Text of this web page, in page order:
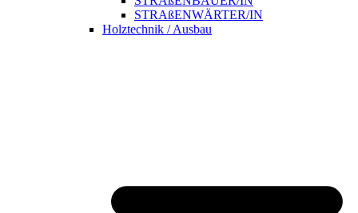
STRAßENWÄRTER/IN
Holztechnik / Ausbau